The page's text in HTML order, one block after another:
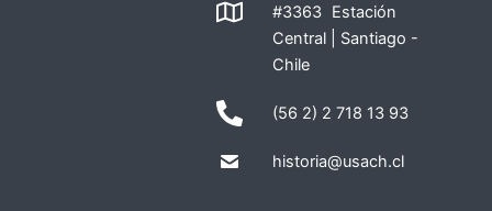
#3363 Estación
Central | Santiago -
Chile
(56 2) 2 718 13 93
historia@usach.cl